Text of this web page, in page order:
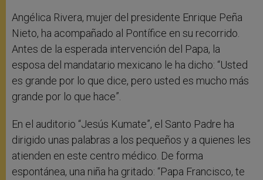
Angélica Rivera, mujer del presidente Enrique Peña
Nieto, ha acompañado al Pontífice en su recorrido.
Antes de la esperada intervención del Papa, la
esposa del mandatario mexicano le ha dicho: “Usted
es grande por lo que dice, pero usted es mucho más
grande por lo que hace”.
En el auditorio “Jesús Kumate”, el Santo Padre ha
dirigido unas palabras a los pequeños y a quienes les
atienden en este centro médico. De forma
espontánea, una niña ha gritado: “Papa Francisco, te